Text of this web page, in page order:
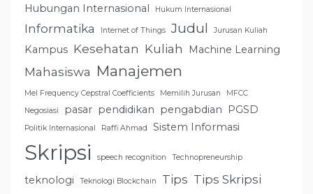
Hubungan Internasional
Hukum Internasional
Informatika Internet of Things Judul Jurusan Kuliah
Kampus Kesehatan Kuliah Machine Learning
Mahasiswa Manajemen
Mel Frequency Cepstral Coefficients Memilih Jurusan
MFCC
Negosiasi
pasar pendidikan pengabdian PGSD
Politik Internasional Raffi Ahmad Sistem Informasi
Skripsi speech recognition Technopreneurship
teknologi Teknologi Blockchain Tips Tips Skripsi